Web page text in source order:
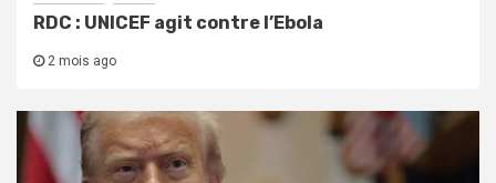
RDC : UNICEF agit contre l’Ebola
2 mois ago